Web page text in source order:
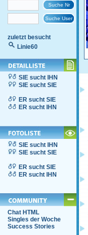
zuletzt besucht
Linie60
SIE sucht IHN
SIE sucht SIE
ER sucht SIE
ER sucht IHN
SIE sucht IHN
SIE sucht SIE
ER sucht SIE
ER sucht IHN
Chat HTML
Singles der Woche
Success Stories